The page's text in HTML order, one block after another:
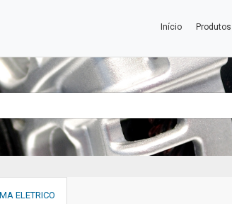
Início Produtos
ELETRICO